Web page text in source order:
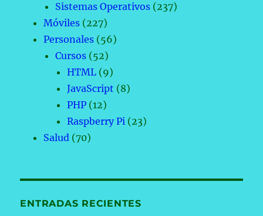
Sistemas Operativos (237)
Móviles (227)
Personales (56)
Cursos (52)
HTML (9)
JavaScript (8)
PHP (12)
Raspberry Pi (23)
Salud (70)
ENTRADAS RECIENTES